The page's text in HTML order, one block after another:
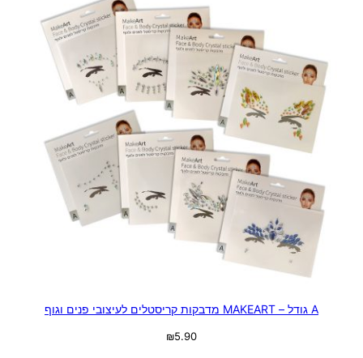
A גודל – MAKEART מדבקות קריסטלים לעיצובי פנים וגוף
₪5.90